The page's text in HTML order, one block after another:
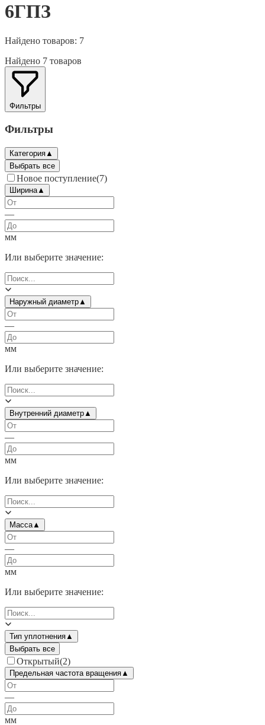
6ГПЗ
Найдено товаров: 7
Найдено 7 товаров
Фильтры
Фильтры
Категория▲
Выбрать все
Новое поступление(7)
Ширина▲
—
мм
Или выберите значение:
Наружный диаметр▲
—
мм
Или выберите значение:
Внутренний диаметр▲
—
мм
Или выберите значение:
Масса▲
—
мм
Или выберите значение:
Тип уплотнения▲
Выбрать все
Открытый(2)
Предельная частота вращения▲
—
мм